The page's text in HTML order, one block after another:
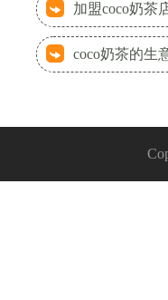
加盟coco奶茶
coco奶茶的生